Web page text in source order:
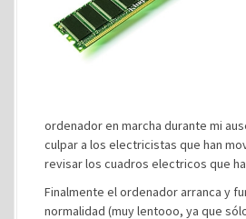
ordenador en marcha durante mi
culpar a los electricistas que han
revisar los cuadros electricos que
Finalmente el ordenador arranca y
normalidad (muy lentooo, ya que